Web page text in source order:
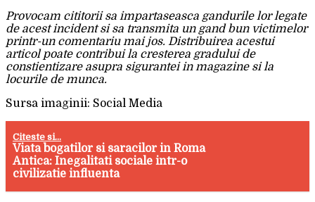
Provocam cititorii sa impartaseasca gandurile lor legate
de acest incident si sa transmita un gand bun victimelor
printr-un comentariu mai jos. Distribuirea acestui
articol poate contribui la cresterea gradului de
constientizare asupra sigurantei in magazine si la
locurile de munca.
Sursa imaginii: Social Media
Citeste si...
Viata bogatilor si saracilor in Roma
Antica: Inegalitati sociale intr-o
civilizatie influenta